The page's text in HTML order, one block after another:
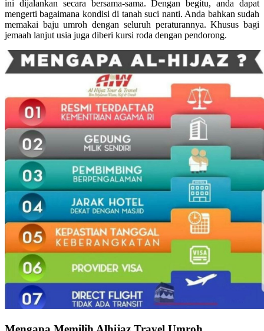
ini dijalankan secara bersama-sama. Dengan begitu, anda dapat
mengerti bagaimana kondisi di tanah suci nanti. Anda bahkan sudah
memakai baju umroh dengan seluruh peraturannya. Khusus bagi
jemaah lanjut usia juga diberi kursi roda dengan pendorong.